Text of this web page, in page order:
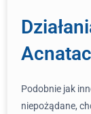
Acnatac
Podobnie jak
niepożądane,